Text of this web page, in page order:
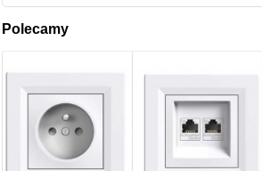
Polecamy